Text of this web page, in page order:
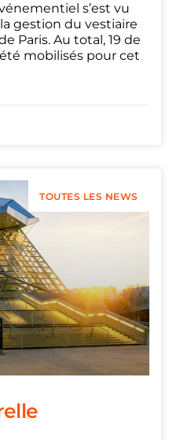
s’est vu
gestion du vestiaire
Paris. Au total, 19 de
mobilisés pour cet
TOUTES LES NEWS